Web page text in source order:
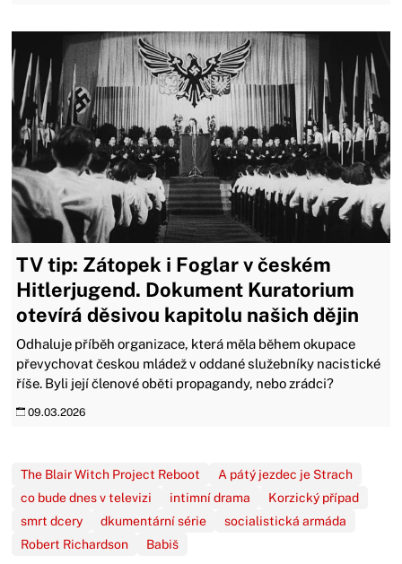
TV tip: Zátopek i Foglar v českém
Hitlerjugend. Dokument Kuratorium
otevírá děsivou kapitolu našich dějin
Odhaluje příběh organizace, která měla během okupace
převychovat českou mládež v oddané služebníky nacistické
říše. Byli její členové oběti propagandy, nebo zrádci?
09.03.2026
The Blair Witch Project Reboot
A pátý jezdec je Strach
co bude dnes v televizi
intimní drama
Korzický případ
smrt dcery
dkumentární série
socialistická armáda
Robert Richardson
Babiš